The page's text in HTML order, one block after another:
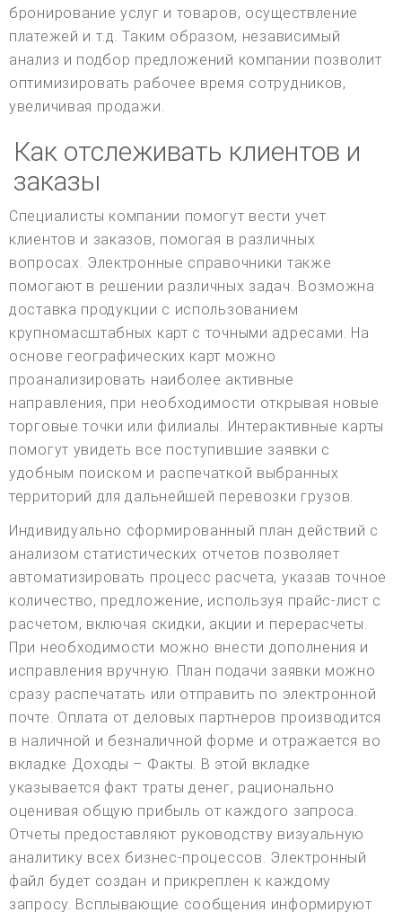
бронирование услуг и товаров, осуществление
платежей и т.д. Таким образом, независимый
анализ и подбор предложений компании позволит
оптимизировать рабочее время сотрудников,
увеличивая продажи.
Как отслеживать клиентов и
заказы
Специалисты компании помогут вести учет
клиентов и заказов, помогая в различных
вопросах. Электронные справочники также
помогают в решении различных задач. Возможна
доставка продукции с использованием
крупномасштабных карт с точными адресами. На
основе географических карт можно
проанализировать наиболее активные
направления, при необходимости открывая новые
торговые точки или филиалы. Интерактивные карты
помогут увидеть все поступившие заявки с
удобным поиском и распечаткой выбранных
территорий для дальнейшей перевозки грузов.
Индивидуально сформированный план действий с
анализом статистических отчетов позволяет
автоматизировать процесс расчета, указав точное
количество, предложение, используя прайс-лист с
расчетом, включая скидки, акции и перерасчеты.
При необходимости можно внести дополнения и
исправления вручную. План подачи заявки можно
сразу распечатать или отправить по электронной
почте. Оплата от деловых партнеров производится
в наличной и безналичной форме и отражается во
вкладке Доходы – Факты. В этой вкладке
указывается факт траты денег, рационально
оценивая общую прибыль от каждого запроса.
Отчеты предоставляют руководству визуальную
аналитику всех бизнес-процессов. Электронный
файл будет создан и прикреплен к каждому
запросу. Всплывающие сообщения информируют